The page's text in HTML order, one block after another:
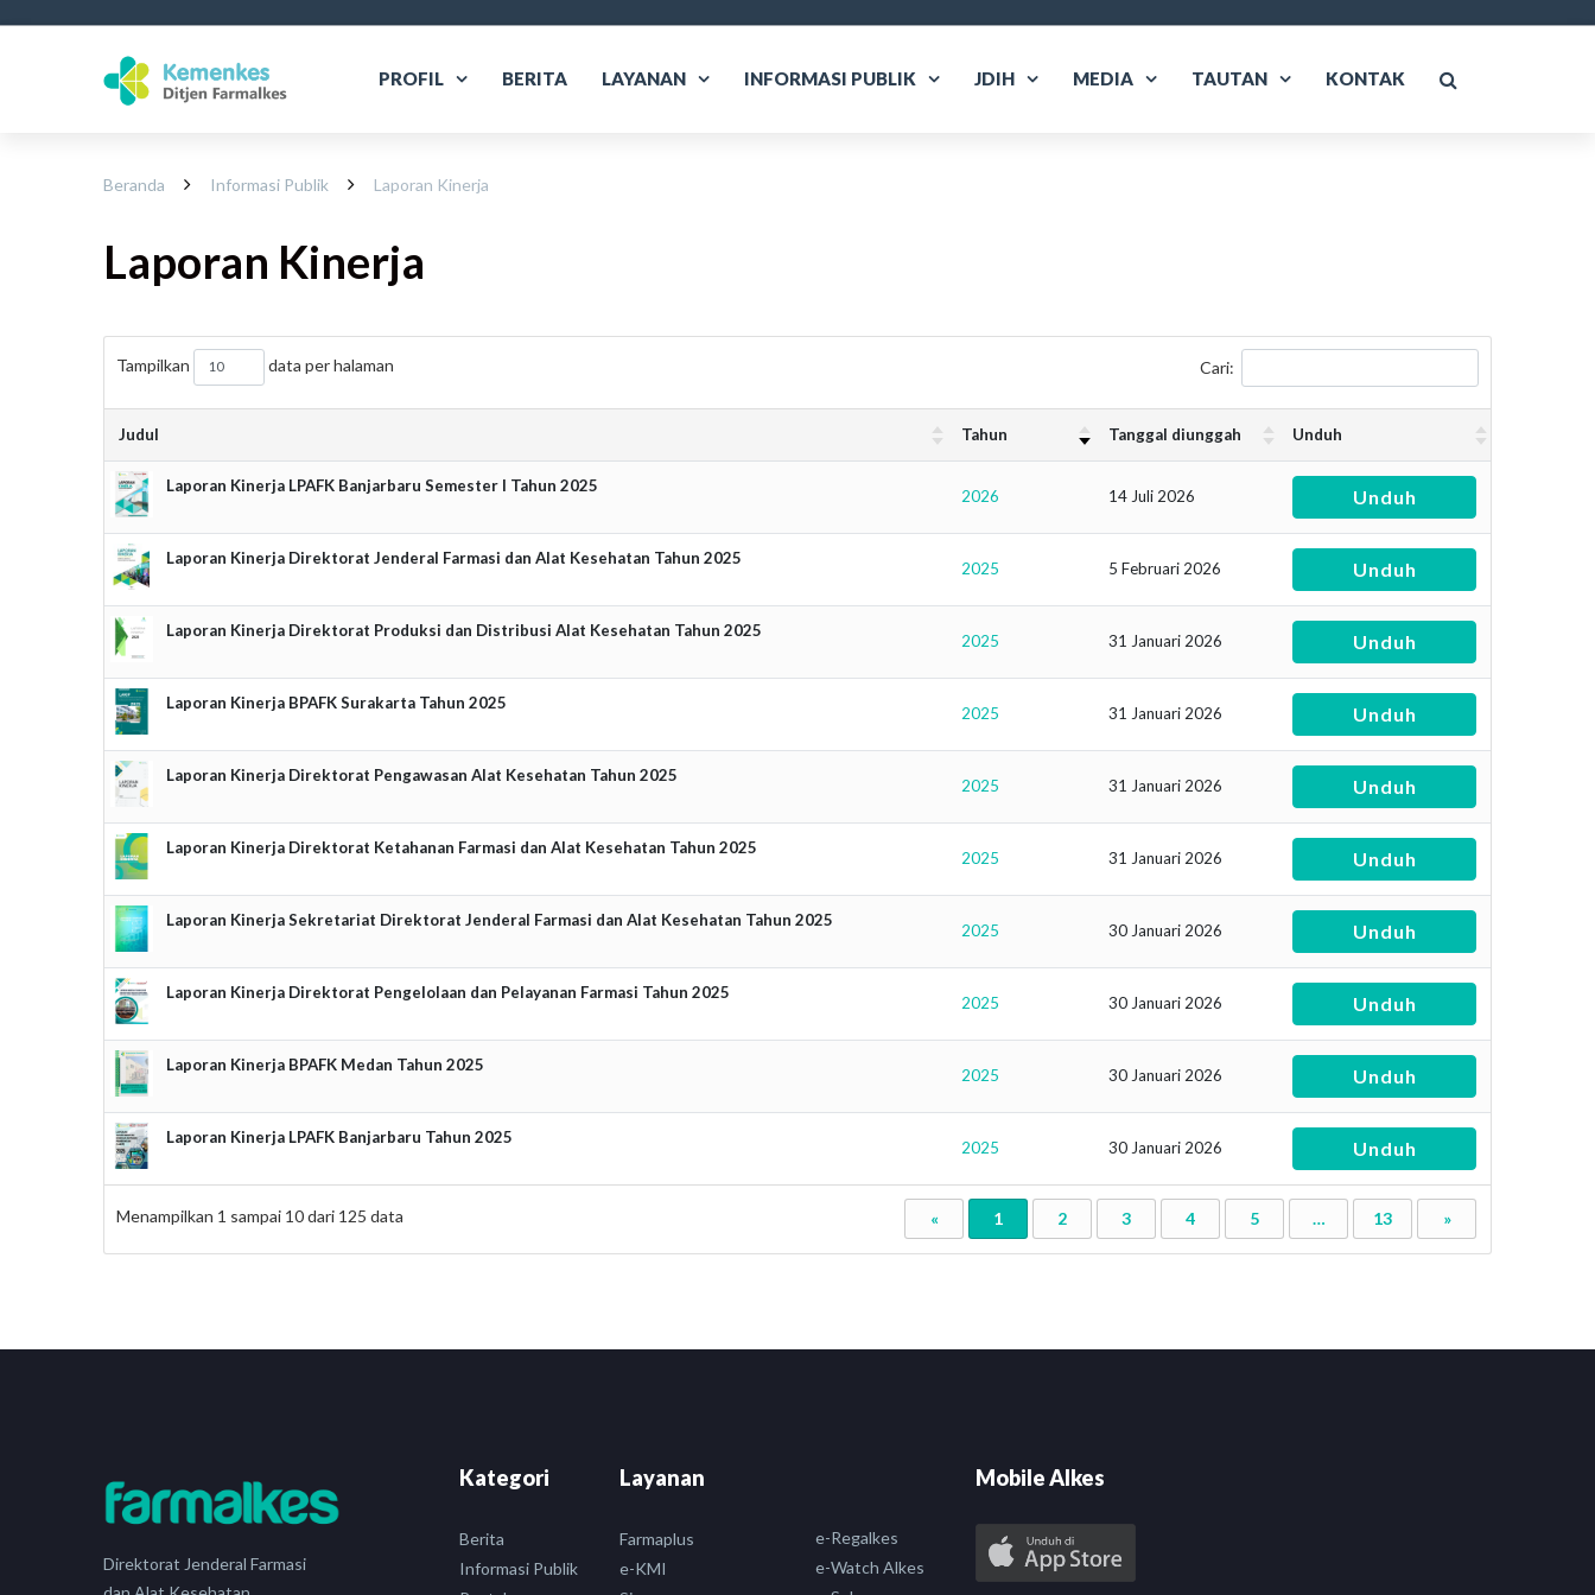
PROFIL BERITA LAYANAN INFORMASI PUBLIK JDIH MEDIA TAUTAN KONTAK
Beranda Informasi Publik Laporan Kinerja
Laporan Kinerja
Tampilkan data per halaman Cari:
Judul Tahun Tanggal diunggah Unduh
Laporan Kinerja LPAFK Banjarbaru Semester I Tahun 2025
2026 14 Juli 2026 Unduh
Laporan Kinerja Direktorat Jenderal Farmasi dan Alat Kesehatan Tahun 2025
2025 5 Februari 2026 Unduh
Laporan Kinerja Direktorat Produksi dan Distribusi Alat Kesehatan Tahun 2025
2025 31 Januari 2026 Unduh
Laporan Kinerja BPAFK Surakarta Tahun 2025
2025 31 Januari 2026 Unduh
Laporan Kinerja Direktorat Pengawasan Alat Kesehatan Tahun 2025
2025 31 Januari 2026 Unduh
Laporan Kinerja Direktorat Ketahanan Farmasi dan Alat Kesehatan Tahun 2025
2025 31 Januari 2026 Unduh
Laporan Kinerja Sekretariat Direktorat Jenderal Farmasi dan Alat Kesehatan Tahun 2025
2025 30 Januari 2026 Unduh
Laporan Kinerja Direktorat Pengelolaan dan Pelayanan Farmasi Tahun 2025
2025 30 Januari 2026 Unduh
Laporan Kinerja BPAFK Medan Tahun 2025
2025 30 Januari 2026 Unduh
Laporan Kinerja LPAFK Banjarbaru Tahun 2025
2025 30 Januari 2026 Unduh
Menampilkan 1 sampai 10dari 125 data « 1 2 3 4 5 … 13 »
Direktorat Jenderal Farmasi
Kategori
Berita
Informasi Publik
Layanan
Farmaplus
e-KMI
e-Regalkes
e-Watch Alkes
Mobile Alkes